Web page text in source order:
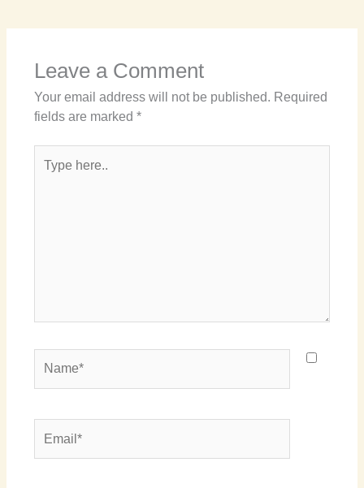
Leave a Comment
Your email address will not be published. Required
fields are marked *
here..